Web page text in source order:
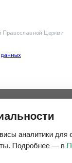
Православной Церкви
данных